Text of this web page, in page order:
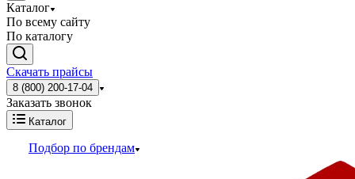
Каталог
По всему сайту
По каталогу
Скачать прайсы
8 (800) 200-17-04
Заказать звонок
Каталог
Подбор по брендам